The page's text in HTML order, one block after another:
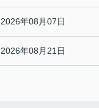
2026年08月07日
2026年08月21日